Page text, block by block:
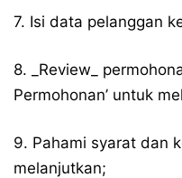
7. Isi data pelanggan
8. _Review_
Permohonan’ untuk
9. Pahami syarat dan
melanjutkan;